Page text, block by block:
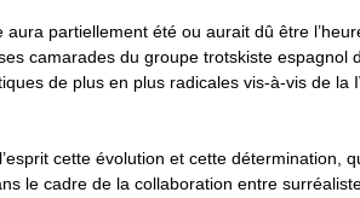
partiellement été ou aurait dû être
camarades du groupe trotskiste espagnol
de plus en plus radicales vis-à-vis de la
cette évolution et cette détermination,
le cadre de la collaboration entre